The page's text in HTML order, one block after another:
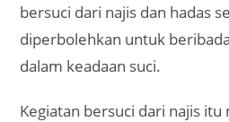
bersuci dari najis dan hadas
diperbolehkan untuk
dalam keadaan suci.
Kegiatan bersuci dari najis